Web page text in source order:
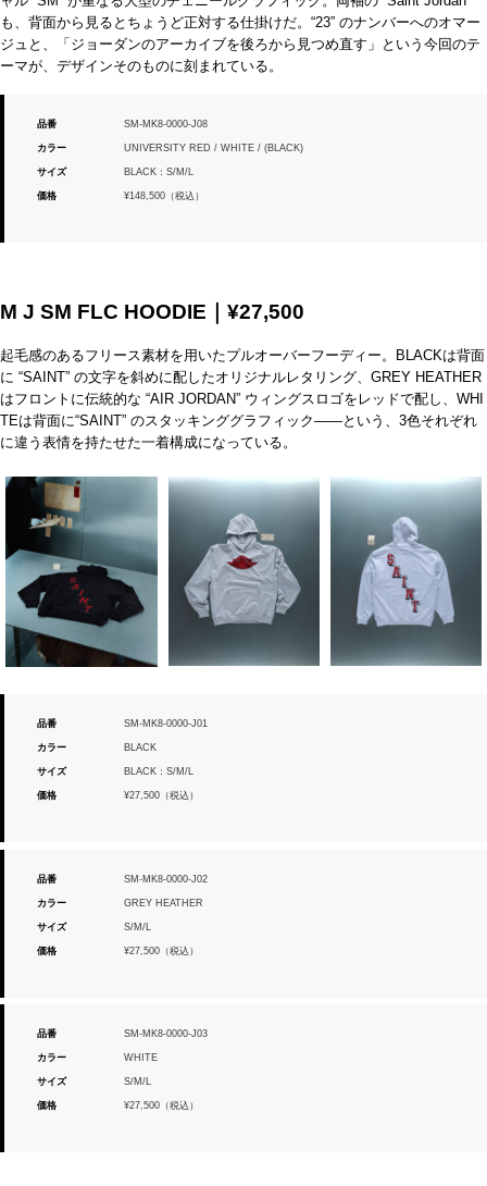
も、背面から見るとちょうど正対する仕掛けだ。“23” のナンバーへのオマー
ジュと、「ジョーダンのアーカイブを後ろから見つめ直す」という今回のテ
ーマが、デザインそのものに刻まれている。
品番 SM-MK8-0000-J08
カラー UNIVERSITY RED / WHITE / (BLACK)
サイズ BLACK：S/M/L
価格 ¥148,500（税込）
M J SM FLC HOODIE｜¥27,500
起毛感のあるフリース素材を用いたプルオーバーフーディー。BLACKは背面
に “SAINT” の文字を斜めに配したオリジナルレタリング、GREY HEATHER
はフロントに伝統的な “AIR JORDAN” ウィングスロゴをレッドで配し、WHI
TEは背面に“SAINT” のスタッキンググラフィック――という、3色それぞれ
に違う表情を持たせた一着構成になっている。
品番 SM-MK8-0000-J01
カラー BLACK
サイズ BLACK：S/M/L
価格 ¥27,500（税込）
品番 SM-MK8-0000-J02
カラー GREY HEATHER
サイズ S/M/L
価格 ¥27,500（税込）
品番 SM-MK8-0000-J03
カラー WHITE
サイズ S/M/L
価格 ¥27,500（税込）